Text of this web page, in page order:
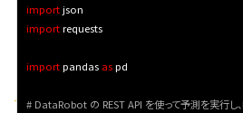
import
import requests
import pandas as pd
# DataRobot の REST API を使って予測を実行し